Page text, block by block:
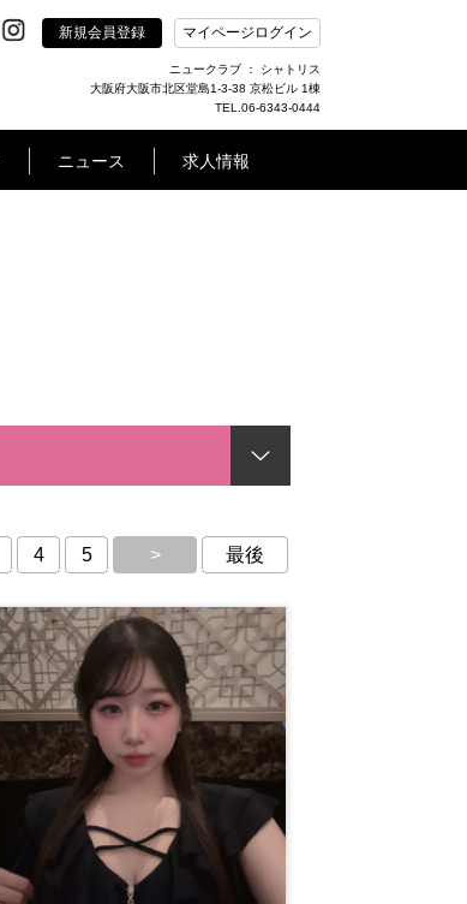
新規会員登録 マイページログイン
ニュークラブ ： シャトリス
大阪府大阪市北区堂島1-3-38 京松ビル 1棟
TEL.06-6343-0444
ニュース 求人情報
4 5 > 最後